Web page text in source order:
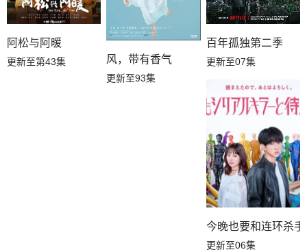
阿松与阿暖
更新至第43集 风，带有香气
更新至93集
百年孤独第二季
更新至07集
今晚也要和连环杀手
更新至06集